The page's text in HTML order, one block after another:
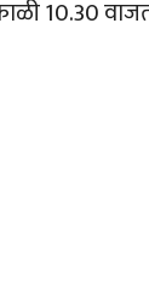
10.30